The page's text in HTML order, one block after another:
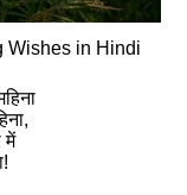
Wishes in Hindi
में